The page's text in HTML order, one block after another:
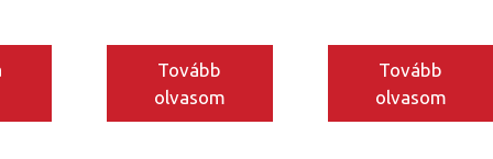
Tovább
olvasom
Tovább
olvasom